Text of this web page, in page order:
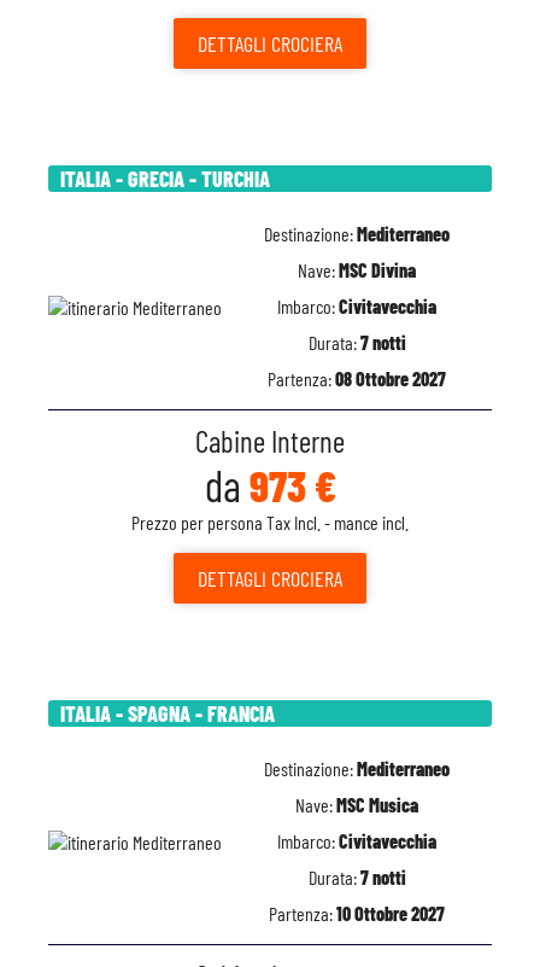
DETTAGLI CROCIERA
ITALIA - GRECIA - TURCHIA
Destinazione:Mediterraneo
Nave:MSC Divina
Imbarco:Civitavecchia
Durata:7 notti
Partenza:08 Ottobre 2027
Cabine Interne
da 973 €
Prezzo per persona Tax Incl. - mance incl.
DETTAGLI CROCIERA
ITALIA - SPAGNA - FRANCIA
Destinazione:Mediterraneo
Nave:MSC Musica
Imbarco:Civitavecchia
Durata:7 notti
Partenza:10 Ottobre 2027